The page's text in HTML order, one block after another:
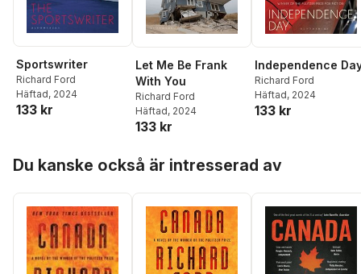
Sportswriter
Richard Ford
Häftad, 2024
133 kr
Let Me Be Frank
With You
Richard Ford
Häftad, 2024
133 kr
Independence
Richard Ford
Häftad, 2024
133 kr
Du kanske också är intresserad av